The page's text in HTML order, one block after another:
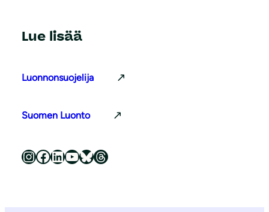
Lue lisää
Luonnonsuojelija
Suomen Luonto
Luonnonsuojeluliitto Instagramissa Luonnonsuojeluliitto Facebookissa Luonnonsuojeluliitto LinkedInissä Luonnonsuojeluliiton YouTube-kanava Luonnonsuojeluliitto Blueskyssa Luonnonsuojeluliitto Threadsissa